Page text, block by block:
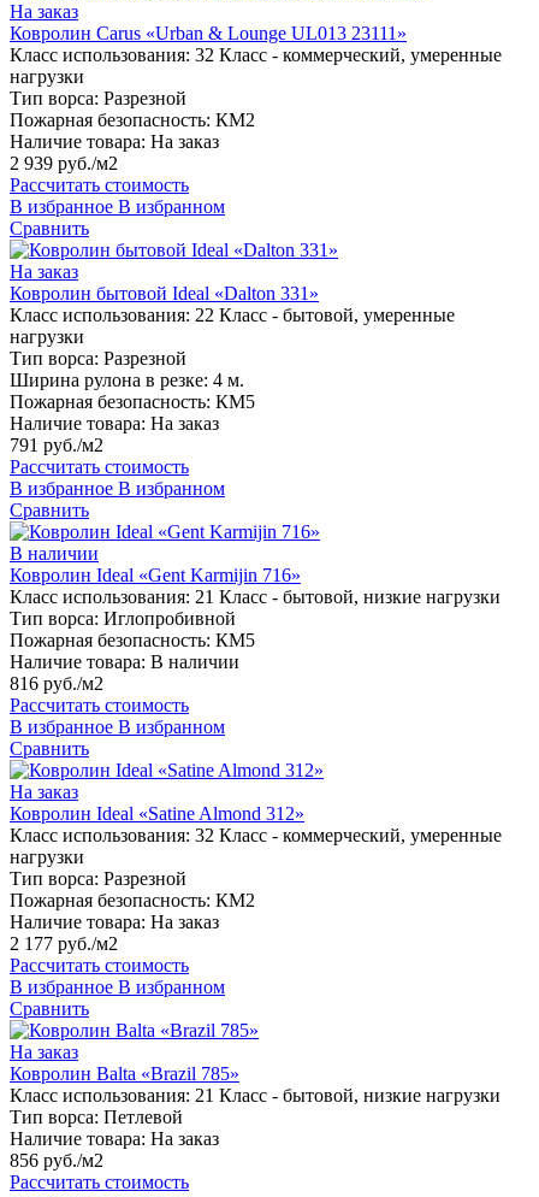
На заказ
Ковролин Carus «Urban & Lounge UL013 23111»
Класс использования: 32 Класс - коммерческий, умеренные
нагрузки
Тип ворса: Разрезной
Пожарная безопасность: КМ2
Наличие товара: На заказ
2 939 руб./м2
Рассчитать стоимость
В избранное В избранном
Сравнить
На заказ
Ковролин бытовой Ideal «Dalton 331»
Класс использования: 22 Класс - бытовой, умеренные
нагрузки
Тип ворса: Разрезной
Ширина рулона в резке: 4 м.
Пожарная безопасность: КМ5
Наличие товара: На заказ
791 руб./м2
Рассчитать стоимость
В избранное В избранном
Сравнить
В наличии
Ковролин Ideal «Gent Karmijin 716»
Класс использования: 21 Класс - бытовой, низкие нагрузки
Тип ворса: Иглопробивной
Пожарная безопасность: КМ5
Наличие товара: В наличии
816 руб./м2
Рассчитать стоимость
В избранное В избранном
Сравнить
На заказ
Ковролин Ideal «Satine Almond 312»
Класс использования: 32 Класс - коммерческий, умеренные
нагрузки
Тип ворса: Разрезной
Пожарная безопасность: КМ2
Наличие товара: На заказ
2 177 руб./м2
Рассчитать стоимость
В избранное В избранном
Сравнить
На заказ
Ковролин Balta «Brazil 785»
Класс использования: 21 Класс - бытовой, низкие нагрузки
Тип ворса: Петлевой
Наличие товара: На заказ
856 руб./м2
Рассчитать стоимость